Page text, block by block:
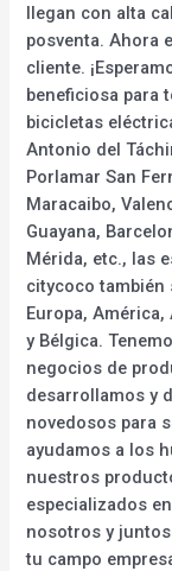
llegan con alta
posventa. Ahora
cliente.
beneficiosa para
bicicletas
Antonio del
Porlamar San
Maracaibo,
Guayana,
Mérida, etc., las
citycoco
Europa,
y Bélgica.
negocios de
desarrollamos y
novedosos para
ayudamos a los
nuestros
especializados
nosotros y
tu campo